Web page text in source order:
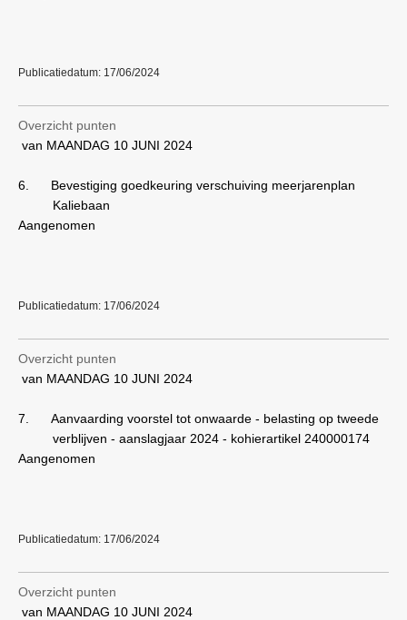
Publicatiedatum: 17/06/2024
Overzicht punten
van MAANDAG 10 JUNI 2024
6.
Bevestiging goedkeuring verschuiving meerjarenplan
Kaliebaan
Aangenomen
Publicatiedatum: 17/06/2024
Overzicht punten
van MAANDAG 10 JUNI 2024
7.
Aanvaarding voorstel tot onwaarde - belasting op tweede
verblijven - aanslagjaar 2024 - kohierartikel 240000174
Aangenomen
Publicatiedatum: 17/06/2024
Overzicht punten
van MAANDAG 10 JUNI 2024